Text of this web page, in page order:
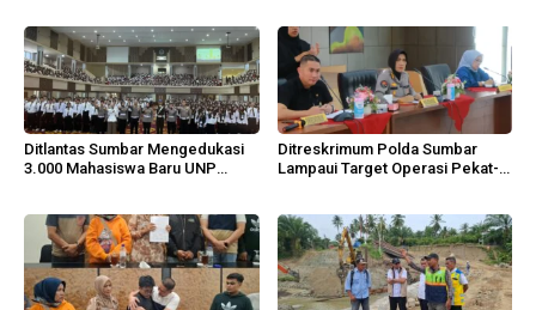
Ditlantas Sumbar Mengedukasi
3.000 Mahasiswa Baru UNP
Ditreskrimum Polda Sumbar
Lampaui Target Operasi Pekat-